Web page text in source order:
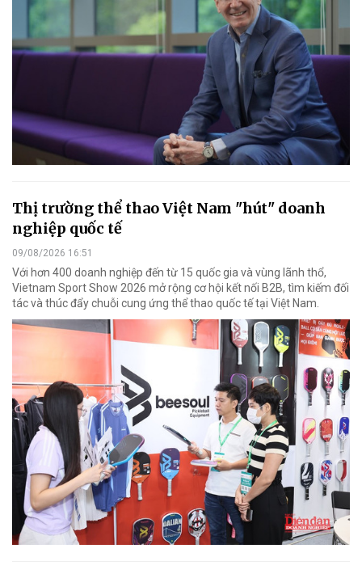
Thị trường thể thao Việt Nam "hút" doanh
nghiệp quốc tế
09/08/2026 16:51
Với hơn 400 doanh nghiệp đến từ 15 quốc gia và vùng lãnh thổ,
Vietnam Sport Show 2026 mở rộng cơ hội kết nối B2B, tìm kiếm đối
tác và thúc đẩy chuỗi cung ứng thể thao quốc tế tại Việt Nam.